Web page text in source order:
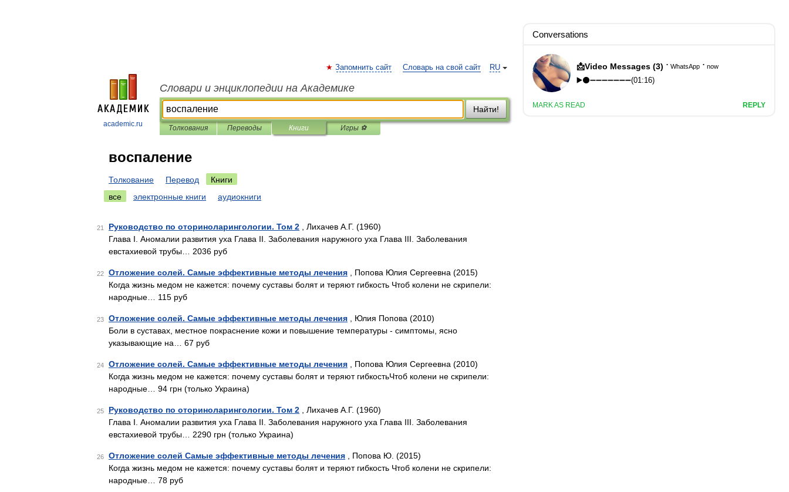
academic.ru
RU
Запомнить сайт Словарь на свой сайт
Словари и энциклопедии на Академике
Найти!
Толкования Переводы Книги Игры ⚽
воспаление
Толкование Перевод
Книги
все
электронные книги аудиокниги
21 Руководство по оториноларингологии. Том 2 , Лихачев А.Г. (1960)
Глава I. Аномалии развития уха Глава II. Заболевания наружного уха Глава III. Заболевания
евстахиевой трубы… 2036 руб
22 Отложение солей. Самые эффективные методы лечения , Попова Юлия Сергеевна (2015)
Когда жизнь медом не кажется: почему суставы болят и теряют гибкость Чтоб колени не скрипели:
народные… 115 руб
23 Отложение солей. Самые эффективные методы лечения , Юлия Попова (2010)
Боли в суставах, местное покраснение кожи и повышение температуры - симптомы, ясно
указывающие на… 67 руб
24 Отложение солей. Самые эффективные методы лечения , Попова Юлия Сергеевна (2010)
Когда жизнь медом не кажется: почему суставы болят и теряют гибкостьЧтоб колени не скрипели:
народные… 94 грн (только Украина)
25 Руководство по оториноларингологии. Том 2 , Лихачев А.Г. (1960)
Глава I. Аномалии развития уха Глава II. Заболевания наружного уха Глава III. Заболевания
евстахиевой трубы… 2290 грн (только Украина)
26 Отложение солей Самые эффективные методы лечения , Попова Ю. (2015)
Когда жизнь медом не кажется: почему суставы болят и теряют гибкость Чтоб колени не скрипели:
народные… 78 руб